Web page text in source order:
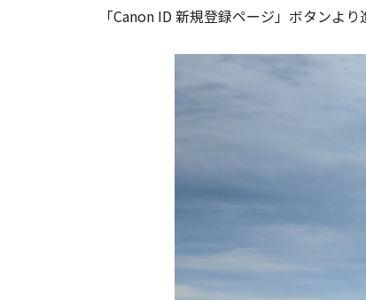
「Canon ID 新規登録ページ」ボタンよ